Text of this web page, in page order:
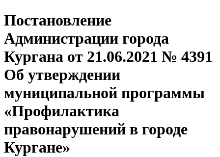
Постановление
Администрации города
Кургана от 21.06.2021 № 4391
Об утверждении
муниципальной программы
«Профилактика
правонарушений в городе
Кургане»